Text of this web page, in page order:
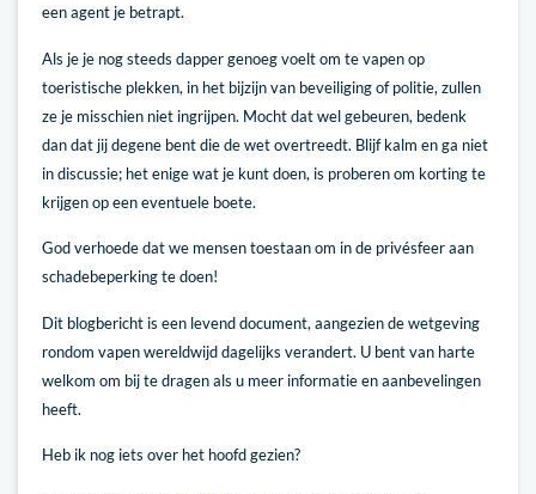
een agent je betrapt.
Als je je nog steeds dapper genoeg voelt om te vapen op
toeristische plekken, in het bijzijn van beveiliging of politie, zullen
ze je misschien niet ingrijpen. Mocht dat wel gebeuren, bedenk
dan dat jij degene bent die de wet overtreedt. Blijf kalm en ga niet
in discussie; het enige wat je kunt doen, is proberen om korting te
krijgen op een eventuele boete.
God verhoede dat we mensen toestaan om in de privésfeer aan
schadebeperking te doen!
Dit blogbericht is een levend document, aangezien de wetgeving
rondom vapen wereldwijd dagelijks verandert. U bent van harte
welkom om bij te dragen als u meer informatie en aanbevelingen
heeft.
Heb ik nog iets over het hoofd gezien?